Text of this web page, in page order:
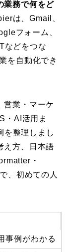
業務で何をど
は、Gmail、
フォーム、
などをつな
を自動化でき
営業・マーケ
・AI活用ま
を整理しまし
え方、日本語
・
、初めての人
事例がわかる